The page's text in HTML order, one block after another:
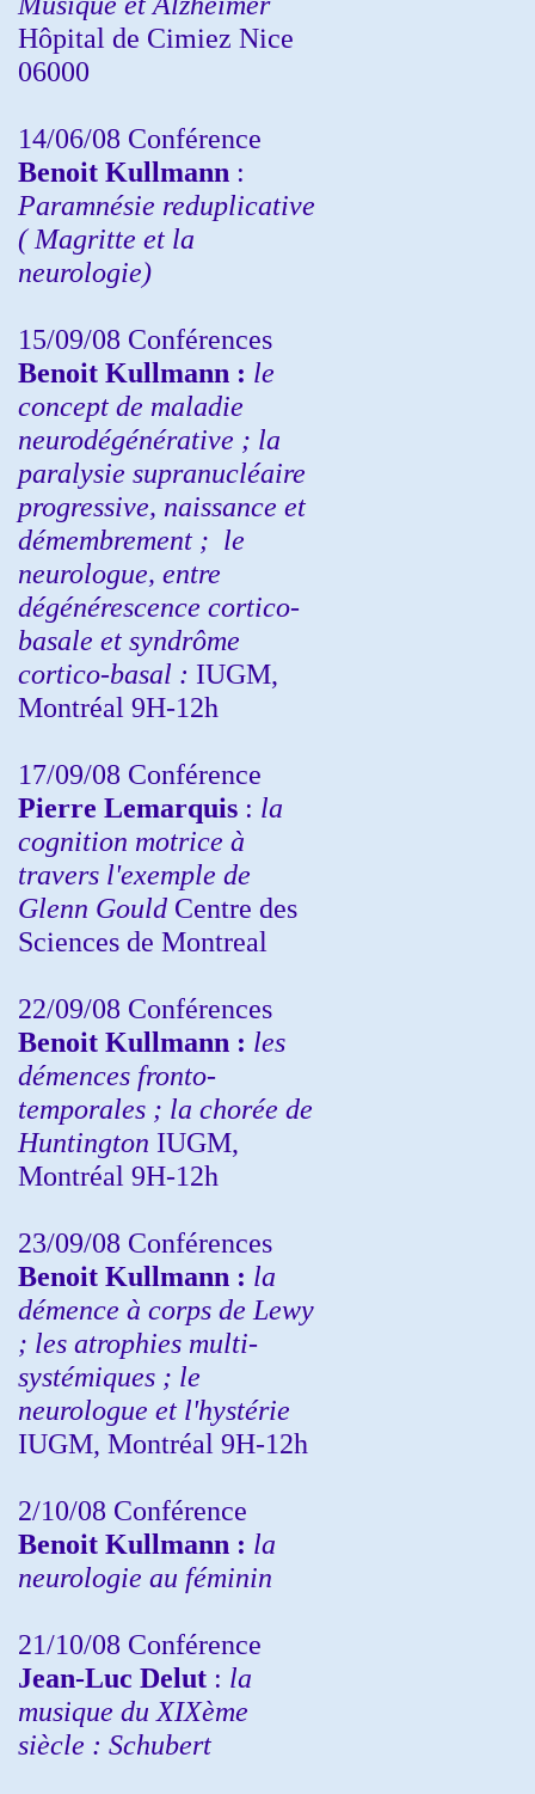
Hôpital de Cimiez Nice
06000
14/06/08 Conférence
Benoit Kullmann :
Paramnésie reduplicative
( Magritte et la
neurologie)
15/09/08 Conférences
Benoit Kullmann : le
concept de maladie
neurodégénérative ; la
paralysie supranucléaire
progressive, naissance et
démembrement ; le
neurologue, entre
dégénérescence cortico-
basale et syndrôme
cortico-basal : IUGM,
Montréal 9H-12h
17/09/08 Conférence
Pierre Lemarquis : la
cognition motrice à
travers l'exemple de
Glenn Gould Centre des
Sciences de Montreal
22/09/08 Conférences
Benoit Kullmann : les
démences fronto-
temporales ; la chorée de
Huntington IUGM,
Montréal 9H-12h
23/09/08 Conférences
Benoit Kullmann : la
démence à corps de Lewy
; les atrophies multi-
systémiques ; le
neurologue et l'hystérie
IUGM, Montréal 9H-12h
2/10/08 Conférence
Benoit Kullmann : la
neurologie au féminin
21/10/08 Conférence
Jean-Luc Delut : la
musique du XIXème
siècle : Schubert